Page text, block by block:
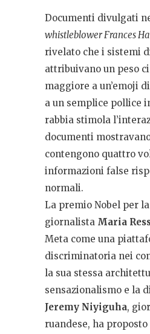
Documenti divulgati
whistleblower Frances
rivelato che i sistemi
attribuivano un peso
maggiore a un’emoji
a un semplice pollice
rabbia stimola
documenti
contengono quattro
informazioni false
normali.
La premio Nobel per
giornalista Maria
Meta come una
discriminatoria nei
la sua stessa
sensazionalismo e la
Jeremy Niyiguha,
ruandese, ha